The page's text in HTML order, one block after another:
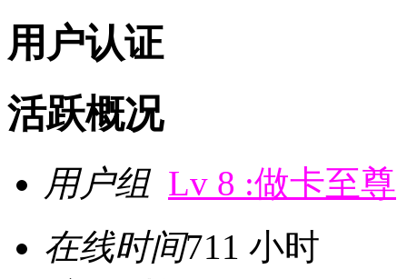
用户认证
活跃概况
用户组 Lv 8 :做卡至尊
在线时间711 小时